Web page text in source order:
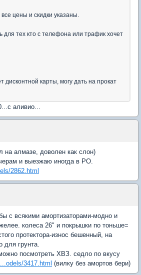
все цены и скидки указаны.
для тех кто с телефона или трафик хочет
дисконтной карты, могу дать на прокат
аливио...
на алмазе, доволен как слон)
и выезжаю иногда в РО.
2862.html
с всякими амортизаторами-модно и
колеса 26" и покрышки по тоньше=
протектора-износ бешенный, на
для грунта.
посмотреть ХВЗ. седло по вкусу
3417.html (вилку без амортов бери)